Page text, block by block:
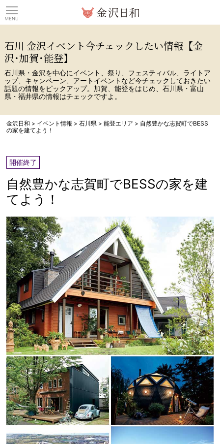
石川 金沢イベント今チェックしたい情報【金
沢･加賀･能登】
石川県・金沢を中心にイベント、祭り、フェスティバル、ライトア
ップ、キャンペーン、アートイベントなど今チェックしておきたい
話題の情報をピックアップ。加賀、能登をはじめ、石川県・富山
県・福井県の情報はチェックですよ。
金沢日和 > イベント情報 >石川県 >能登エリア > 自然豊かな志賀町でBESS
の家を建てよう！
開催終了
自然豊かな志賀町でBESSの家を建
てよう！